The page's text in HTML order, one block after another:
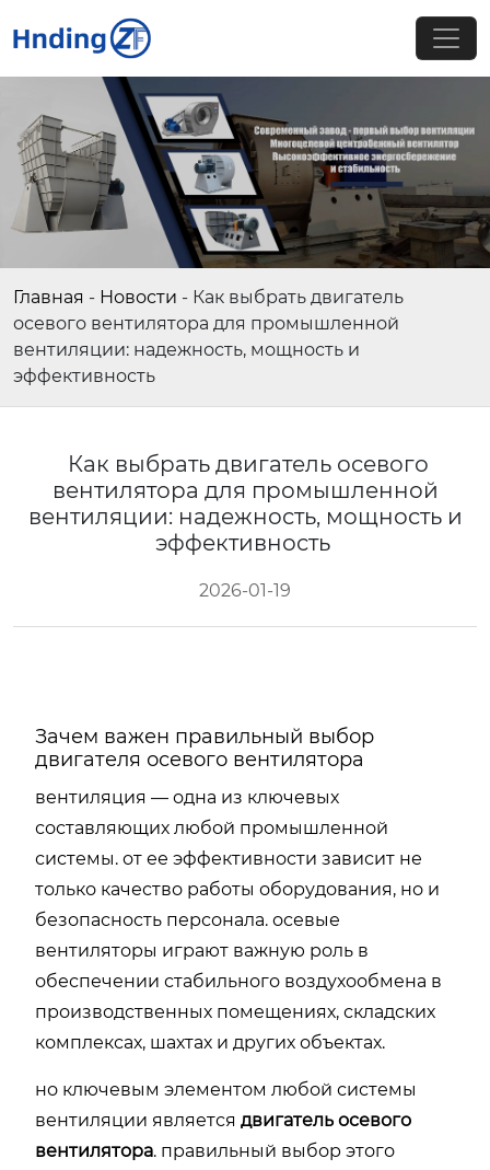
Главная - Новости - Как выбрать двигатель
осевого вентилятора для промышленной
вентиляции: надежность, мощность и
эффективность
Как выбрать двигатель осевого
вентилятора для промышленной
вентиляции: надежность, мощность и
эффективность
2026-01-19
Зачем важен правильный выбор
двигателя осевого вентилятора
вентиляция — одна из ключевых
составляющих любой промышленной
системы. от ее эффективности зависит не
только качество работы оборудования, но и
безопасность персонала. осевые
вентиляторы играют важную роль в
обеспечении стабильного воздухообмена в
производственных помещениях, складских
комплексах, шахтах и других объектах.
но ключевым элементом любой системы
вентиляции является двигатель осевого
вентилятора. правильный выбор этого